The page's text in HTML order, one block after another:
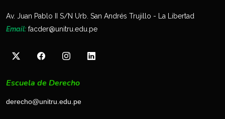
Av. Juan Pablo II S/N Urb. San Andrés Trujillo - La Libertad
Email: facder@unitru.edu.pe
Escuela de Derecho
derecho@unitru.edu.pe